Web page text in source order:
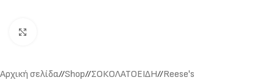
Αρχική σελίδα/ Shop/ ΣΟΚΟΛΑΤΟΕΙΔΗ/ Reese's